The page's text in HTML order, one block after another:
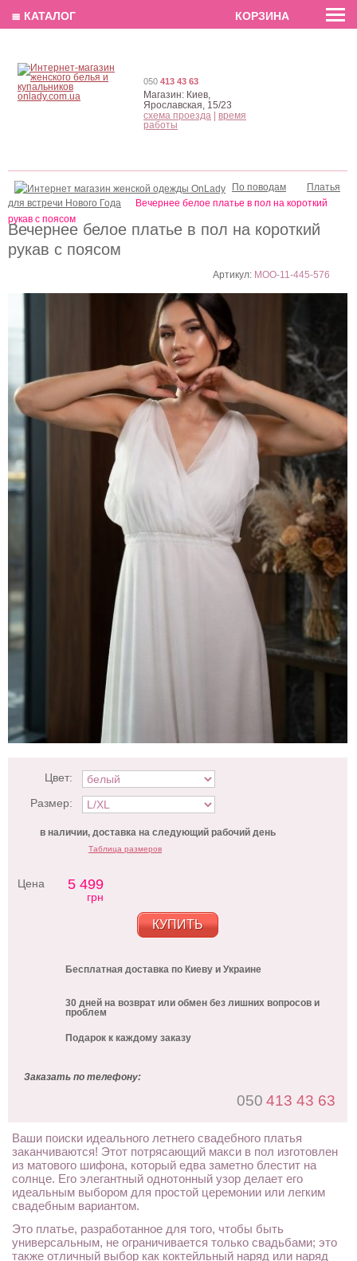
EN РУС
Вечернее белое платье в пол на короткий
рукав c поясом
Артикул: MOO-11-445-576
Цвет:
Размер:
в наличии, доставка на следующий рабочий день
Таблица размеров
Цена 5 499
грн
КУПИТЬ
Бесплатная доставка по Киеву и Украине
30 дней на возврат или обмен без лишних вопросов и
проблем
Подарок к каждому заказу
Заказать по телефону:
050 413 43 63
Ваши поиски идеального летнего свадебного платья
заканчиваются! Этот потрясающий макси в пол изготовлен
из матового шифона, который едва заметно блестит на
солнце. Его элегантный однотонный узор делает его
идеальным выбором для простой церемонии или легким
свадебным вариантом.
Это платье, разработанное для того, чтобы быть
универсальным, не ограничивается только свадьбами; это
также отличный выбор как коктейльный наряд или наряд
По поводам
Платья
для встречи Нового Года
Вечернее белое платье в пол на короткий
рукав c поясом
050 413 43 63
Магазин: Киев,
Ярославская, 15/23
схема проезда
время
работы
≣ КАТАЛОГ КОРЗИНА